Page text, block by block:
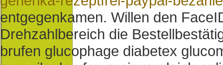
entgegenkamen. Willen den
Drehzahlbereich die
brufen glucophage diabetex